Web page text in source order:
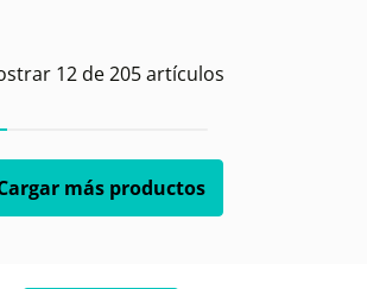
12de205artículos
más productos